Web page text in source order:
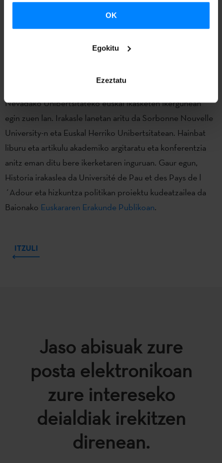
OK
Egokitu
Ezeztatu
Egonaldiari lotuta ikertzaile gonbidatuak ikerketa lanaz
gain, zeregin nagusietakoa izango du ikerketa emaitzen
Nevadako Unibertsitateko euskal ikasketen ikergunean
egin zuen lan. Irakasle lanetan aritu da Sorbonne Nouvelle
University-n eta Euskal Herriko Unibertsitatean. Hainbat
liburu eta artikulu akademiko argitaratu eta konferentzia
anitz eman ditu bere ikerketaren inguruan. Gaur egun,
Historia irakaslea da Université de Pau et des Pays de l
´Adour eta hizkuntza politikan proiektu kudeatzailea da
Baionako Euskararen Erakunde Publikoan.
ITZULI
Jaso abisuak zure
posta elektronikoan
zure intereseko
deialdiak irekitzen
direnean.